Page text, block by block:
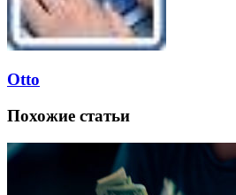
Otto
Похожие статьи